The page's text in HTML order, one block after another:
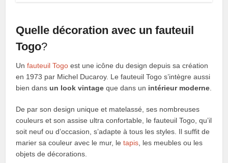
Quelle décoration avec un fauteuil
Togo?
Unfauteuil Togo est une icône du design depuis sa création
en 1973 par Michel Ducaroy. Le fauteuil Togo s’intègre aussi
bien dansun look vintage que dans un intérieur moderne
De par son design unique et matelassé, ses nombreuses
couleurs et son assise ultra confortable, le fauteuil Togo, qu’il
soit neuf ou d’occasion, s’adapte à tous les styles. Il suffit de
marier sa couleur avec le mur, letapis , les meubles ou les
objets de décorations.